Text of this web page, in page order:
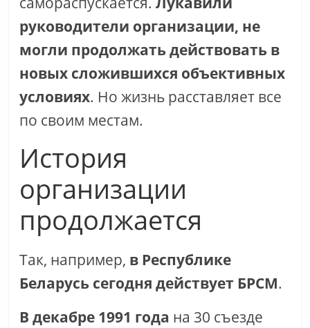
руководители организации, не
могли продолжать действовать в
новых сложившихся объективных
условиях. Но жизнь расставляет все
по своим местам.
История
организации
продолжается
Так, например, в Республике
Беларусь сегодня действует БРСМ.
В декабре 1991 года на 30 съезде